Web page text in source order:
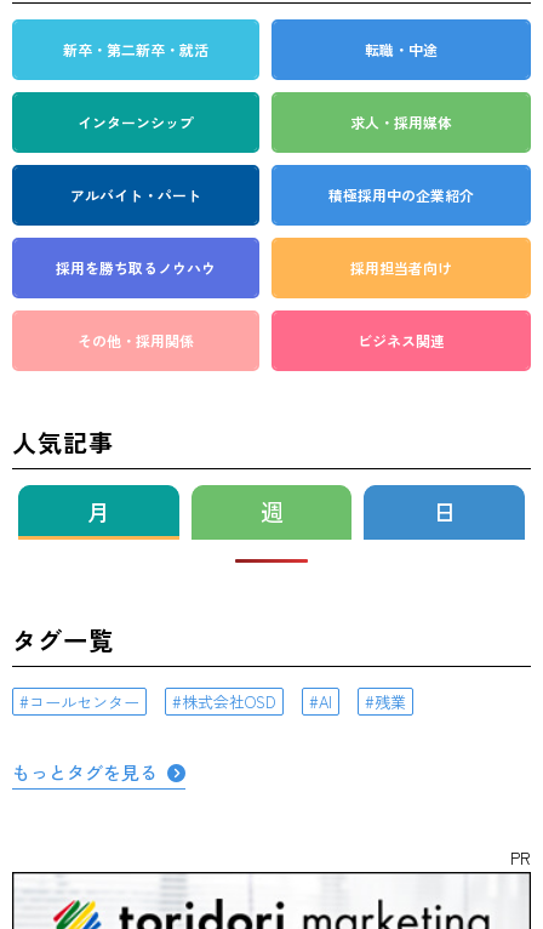
新卒・第二新卒・就活 転職・中途
インターンシップ 求人・採用媒体
アルバイト・パート 積極採用中の企業紹介
採用を勝ち取る ノウハウ 採用担当者向け
その他・採用関係 ビジネス関連
人気記事
月 週 日
タグ一覧
コールセンター 株式会社OSD AI 残業
もっとタグを見る
PR